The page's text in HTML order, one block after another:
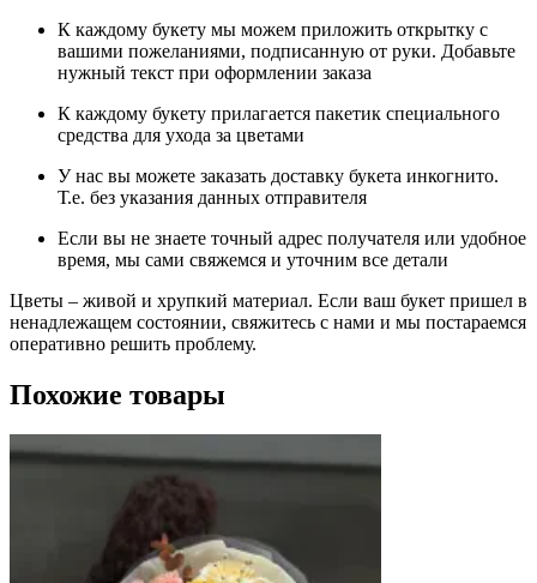
К каждому букету мы можем приложить открытку с
вашими пожеланиями, подписанную от руки. Добавьте
нужный текст при оформлении заказа
К каждому букету прилагается пакетик специального
средства для ухода за цветами
У нас вы можете заказать доставку букета инкогнито.
Т.е. без указания данных отправителя
Если вы не знаете точный адрес получателя или удобное
время, мы сами свяжемся и уточним все детали
Цветы – живой и хрупкий материал. Если ваш букет пришел в
ненадлежащем состоянии, свяжитесь с нами и мы постараемся
оперативно решить проблему.
Похожие товары